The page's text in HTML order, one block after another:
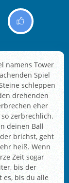
namens Tower
Spiel
schleppen
drehenden
eher
zerbrechlich.
deinen Ball
brichst, geht
heiß. Wenn
Zeit sogar
bis der
es, bis du alle